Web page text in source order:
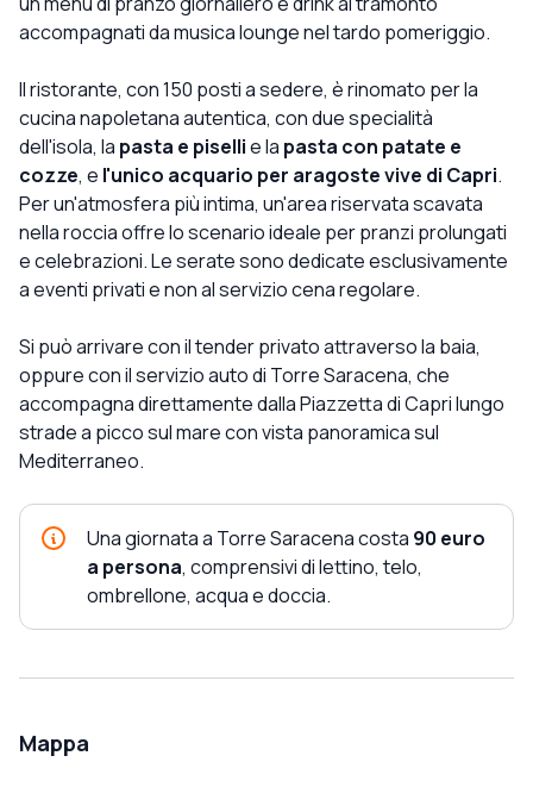
accompagnati da musica lounge nel tardo pomeriggio.
Il ristorante, con 150 posti a sedere, è rinomato per la
cucina napoletana autentica, con due specialità
dell'isola, la pasta e pisellie la pasta con patate e
cozze, e l'unico acquario per aragoste vive di Capri.
Per un'atmosfera più intima, un'area riservata scavata
nella roccia offre lo scenario ideale per pranzi prolungati
e celebrazioni. Le serate sono dedicate esclusivamente
a eventi privati e non al servizio cena regolare.
Si può arrivare con il tender privato attraverso la baia,
oppure con il servizio auto di Torre Saracena, che
accompagna direttamente dalla Piazzetta di Capri lungo
strade a picco sul mare con vista panoramica sul
Mediterraneo.
Una giornata a Torre Saracena costa 90 euro
a persona, comprensivi di lettino, telo,
ombrellone, acqua e doccia.
Mappa